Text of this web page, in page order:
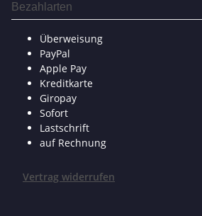
Bezahlarten
Überweisung
PayPal
Apple Pay
Kreditkarte
Giropay
Sofort
Lastschrift
auf Rechnung
Vertrag widerrufen